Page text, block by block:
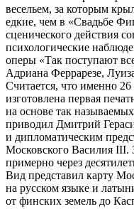
весельем, за которым
едкие, чем в «Свадьбе
сценического действия
психологические
оперы «Так поступают
Адриана Феррарезе,
Считается, что именно
изготовлена первая
на основе так
приводил Дмитрий
и дипломатическим
Московского Василия III.
примерно через
Вид представил карту
на русском языке и
от финских земель до